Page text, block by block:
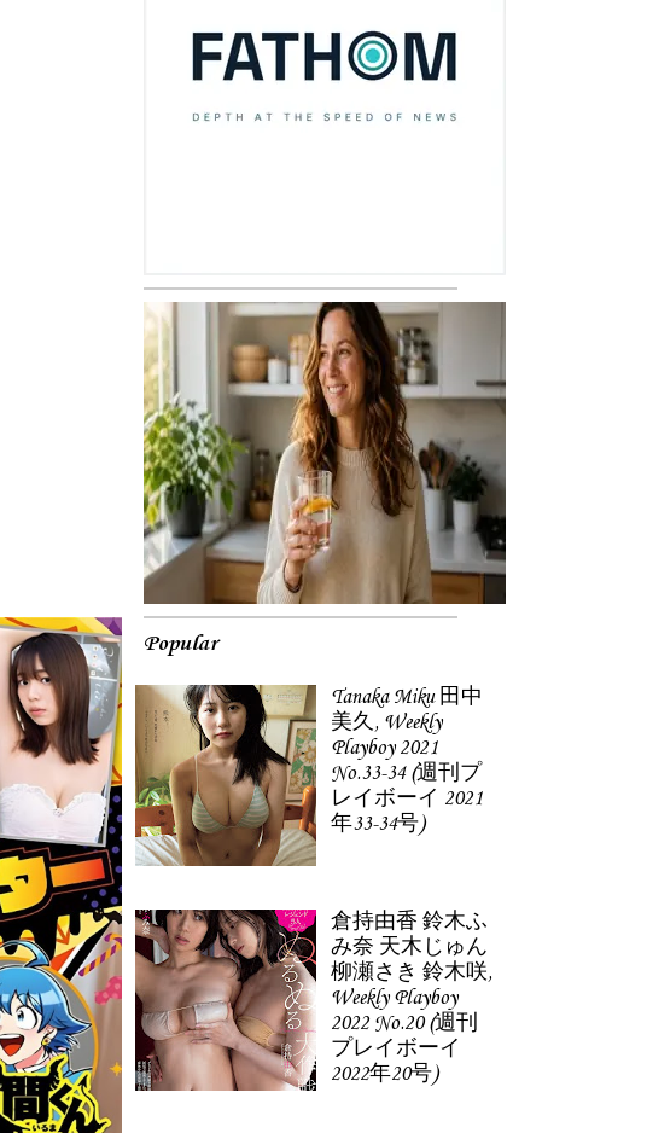
Popular
Tanaka Miku 田中
美久, Weekly
Playboy 2021
No.33-34 (週刊プ
レイボーイ 2021
年33-34号)
倉持由香 鈴木ふ
み奈 天木じゅん
柳瀬さき 鈴木咲,
Weekly Playboy
2022 No.20 (週刊
プレイボーイ
2022年20号)